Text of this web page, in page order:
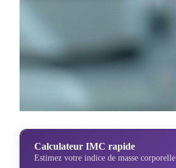
Calculateur IMC rapide
Estimez votre indice de masse corporelle